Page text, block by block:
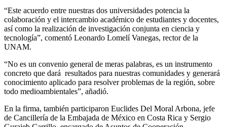
“Este acuerdo entre nuestras dos universidades potencia la
colaboración y el intercambio académico de estudiantes y docentes,
así como la realización de investigación conjunta en ciencia y
tecnología”, comentó Leonardo Lomelí Vanegas, rector de la
UNAM.
“No es un convenio general de meras palabras, es un instrumento
concreto que dará resultados para nuestras comunidades y generará
conocimiento aplicado para resolver problemas de la región, sobre
todo medioambientales”, añadió.
En la firma, también participaron Euclides Del Moral Arbona, jefe
de Cancillería de la Embajada de México en Costa Rica y Sergio